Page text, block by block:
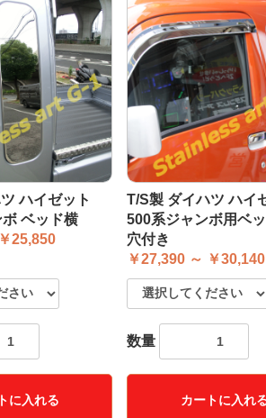
ハイゼット
ベッド横
25,850
に入れる
T/S製 ダイハツ ハイ
500系ジャンボ用ベ
穴付き
￥27,390 ～ ￥30,140
数量
カートに入れ